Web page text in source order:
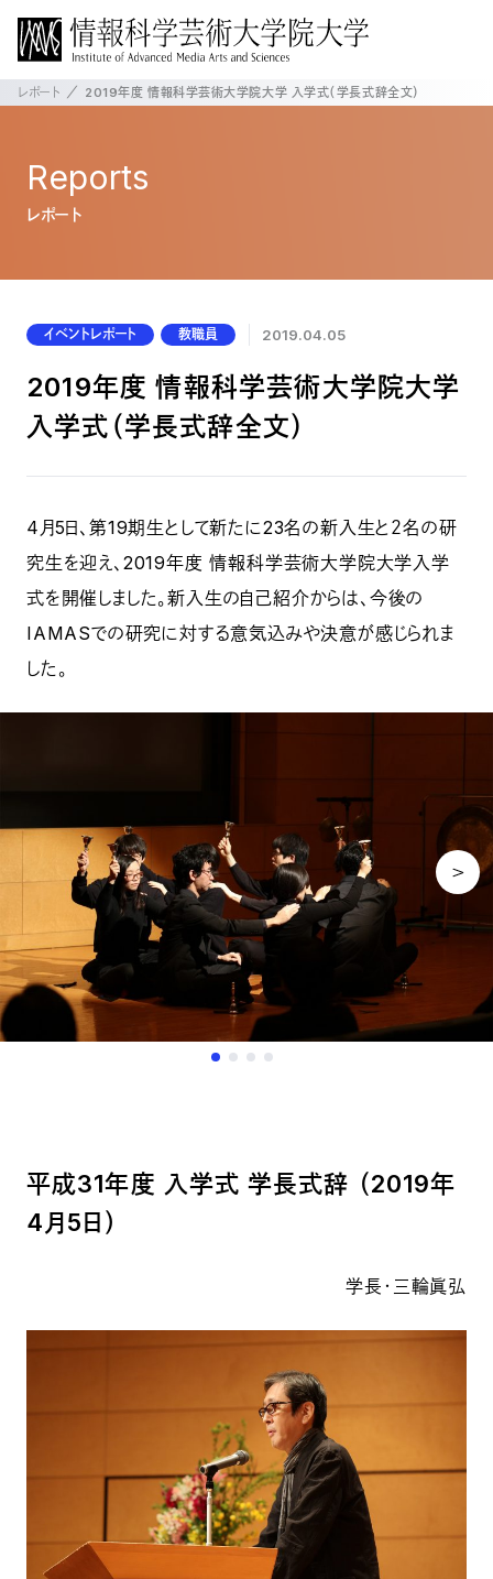
レポート 2019年度 情報科学芸術大学院大学 入学式（学長式辞全文）
Reports
レポート
イベントレポート 教職員 2019.04.05
2019年度 情報科学芸術大学院大学
入学式（学長式辞全文）
4月5日、第19期生として新たに23名の新入生と２名の研
究生を迎え、2019年度 情報科学芸術大学院大学入学
式を開催しました。新入生の自己紹介からは、今後の
IAMASでの研究に対する意気込みや決意が感じられま
した。
平成31年度 入学式 学長式辞 （2019年
4月5日）
学長・三輪眞弘